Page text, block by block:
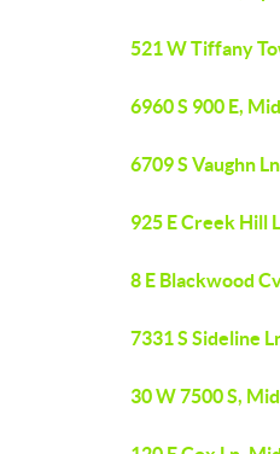
521 W Tiffany
6960 S 900 E,
6709 S Vaughn
925 E Creek Hill
8 E Blackwood
7331 S Sideline
30 W 7500 S,